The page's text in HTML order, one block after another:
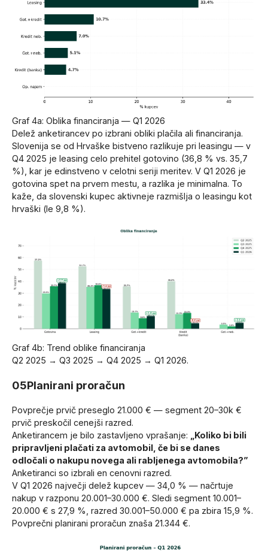
Graf 4a: Oblika financiranja — Q1 2026
Delež anketirancev po izbrani obliki plačila ali financiranja.
Slovenija se od Hrvaške bistveno razlikuje pri leasingu — v
Q4 2025 je leasing celo prehitel gotovino (36,8 % vs. 35,7
%), kar je edinstveno v celotni seriji meritev. V Q1 2026 je
gotovina spet na prvem mestu, a razlika je minimalna. To
kaže, da slovenski kupec aktivneje razmišlja o leasingu kot
hrvaški (le 9,8 %).
Graf 4b: Trend oblike financiranja
Q2 2025 → Q3 2025 → Q4 2025 → Q1 2026.
05Planirani proračun
Povprečje prvič preseglo 21.000 € — segment 20–30k €
prvič preskočil cenejši razred.
Anketirancem je bilo zastavljeno vprašanje: „Koliko bi bili
pripravljeni plačati za avtomobil, če bi se danes
odločali o nakupu novega ali rabljenega avtomobila?”
Anketiranci so izbrali en cenovni razred.
V Q1 2026 največji delež kupcev — 34,0 % — načrtuje
nakup v razponu 20.001–30.000 €. Sledi segment 10.001–
20.000 € s 27,9 %, razred 30.001–50.000 € pa zbira 15,9 %.
Povprečni planirani proračun znaša 21.344 €.